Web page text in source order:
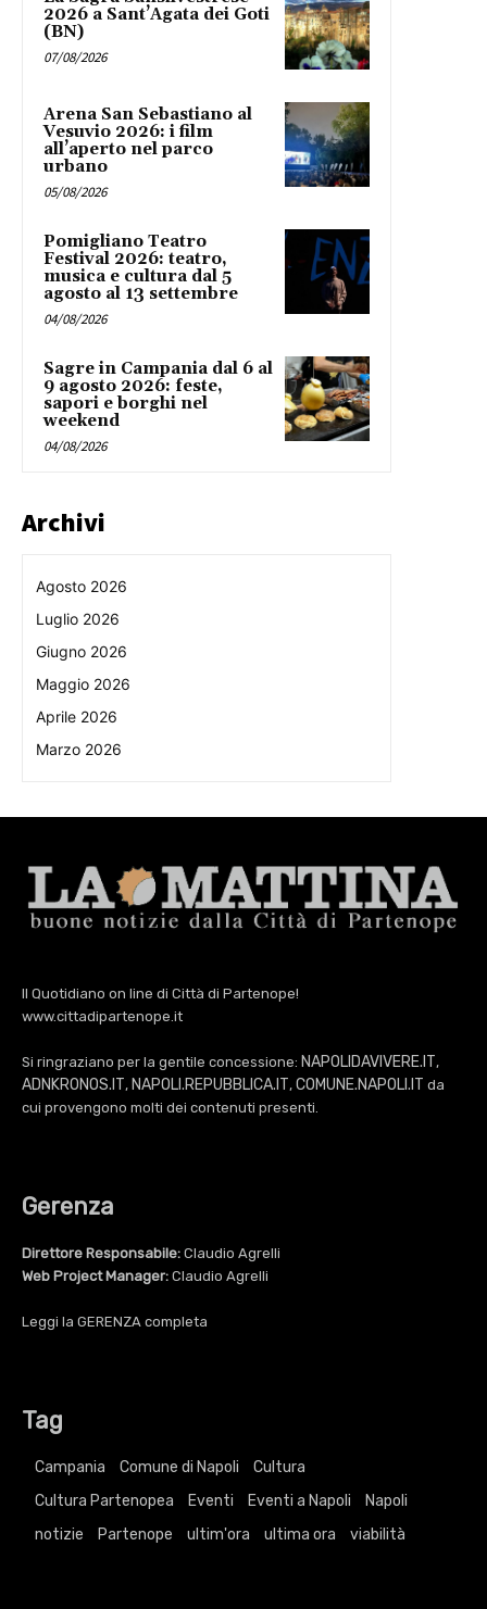
2026 a Sant’Agata dei Goti
(BN)
07/08/2026
Arena San Sebastiano al
Vesuvio 2026: i film
all’aperto nel parco
urbano
05/08/2026
Pomigliano Teatro
Festival 2026: teatro,
musica e cultura dal 5
agosto al 13 settembre
04/08/2026
Sagre in Campania dal 6 al
9 agosto 2026: feste,
sapori e borghi nel
weekend
04/08/2026
Archivi
Agosto 2026
Luglio 2026
Giugno 2026
Maggio 2026
Aprile 2026
Marzo 2026
Il Quotidiano on line di Città di Partenope!
www.cittadipartenope.it
Si ringraziano per la gentile concessione: NAPOLIDAVIVERE.IT,
ADNKRONOS.IT, NAPOLI.REPUBBLICA.IT, COMUNE.NAPOLI.IT da
cui provengono molti dei contenuti presenti.
Gerenza
Direttore Responsabile: Claudio Agrelli
Web Project Manager: Claudio Agrelli
Leggi la GERENZA completa
Tag
Campania Comune di Napoli
Cultura
Cultura Partenopea
Eventi Eventi a Napoli
Napoli
notizie
Partenope ultim'ora ultima ora viabilità